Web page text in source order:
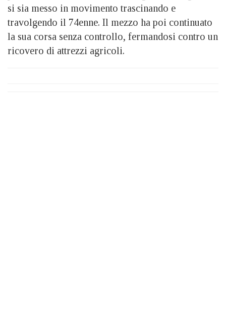
si sia messo in movimento trascinando e
travolgendo il 74enne. Il mezzo ha poi continuato
la sua corsa senza controllo, fermandosi contro un
ricovero di attrezzi agricoli.